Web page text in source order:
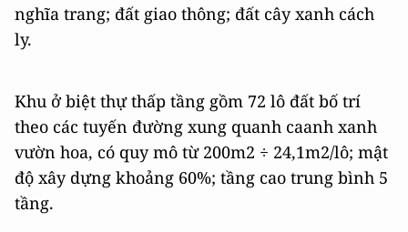
nghĩa trang; đất giao thông; đất cây xanh cách
ly.
Khu ở biệt thự thấp tầng gồm 72 lô đất bố trí
theo các tuyến đường xung quanh caanh xanh
vườn hoa, có quy mô từ 200m2 ÷ 24,1m2/lô; mật
độ xây dựng khoảng 60%; tầng cao trung bình 5
tầng.